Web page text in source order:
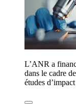
L’ANR a
dans le cadre
études